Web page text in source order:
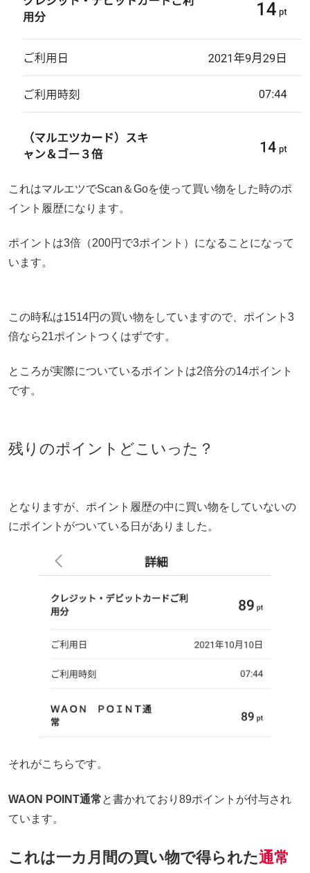
これはマルエツでScan＆Goを使って買い物をした時のポ
イント履歴になります。
ポイントは3倍（200円で3ポイント）になることになって
います。
この時私は1514円の買い物をしていますので、ポイント3
倍なら21ポイントつくはずです。
ところが実際についているポイントは2倍分の14ポイント
です。
残りのポイントどこいった？
となりますが、ポイント履歴の中に買い物をしていないの
にポイントがついている日がありました。
それがこちらです。
WAON POINT通常と書かれており89ポイントが付与され
ています。
これは一カ月間の買い物で得られた通常